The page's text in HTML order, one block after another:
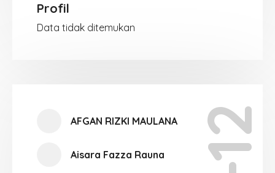
Profil
Data tidak ditemukan
AFGAN RIZKI MAULANA
Aisara Fazza Rauna